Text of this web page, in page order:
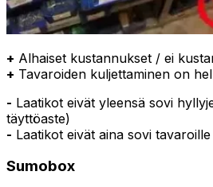
+ Alhaiset kustannukset / ei
+ Tavaroiden kuljettaminen on
- Laatikot eivät yleensä sovi
täyttöaste)
- Laatikot eivät aina sovi
Sumobox